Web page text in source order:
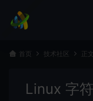
首页 技术社区 正文
Linux 字